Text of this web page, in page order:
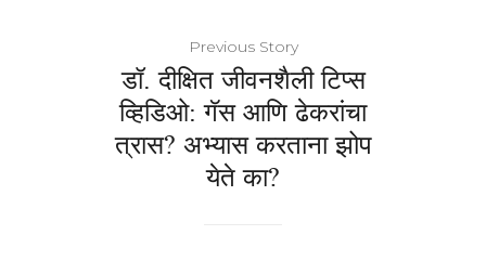
Previous Story
डॉ. दीक्षित जीवनशैली टिप्स
व्हिडिओ: गॅस आणि ढेकरांचा
त्रास? अभ्यास करताना झोप
येते का?